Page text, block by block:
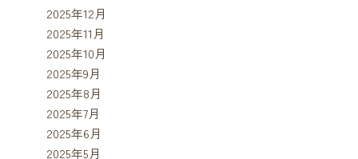
2025年12月
2025年11月
2025年10月
2025年9月
2025年8月
2025年7月
2025年6月
2025年5月